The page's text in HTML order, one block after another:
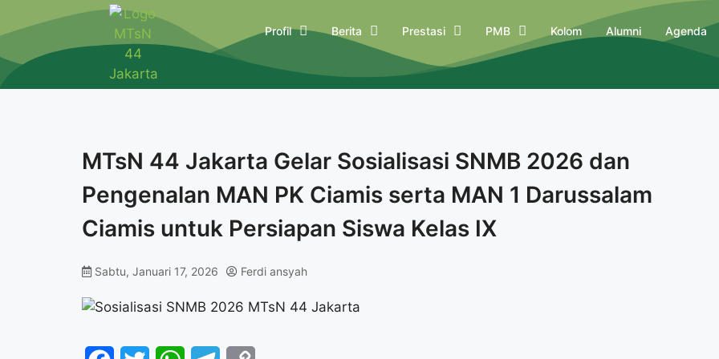
Profil Berita Prestasi PMB Kolom Alumni Agenda
MTsN 44 Jakarta Gelar Sosialisasi SNMB 2026 dan
Pengenalan MAN PK Ciamis serta MAN 1 Darussalam
Ciamis untuk Persiapan Siswa Kelas IX
Sabtu, Januari 17, 2026 Ferdi ansyah